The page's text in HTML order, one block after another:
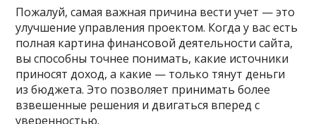
Пожалуй, самая важная причина вести учет — это
улучшение управления проектом. Когда у вас есть
полная картина финансовой деятельности сайта,
вы способны точнее понимать, какие источники
приносят доход, а какие — только тянут деньги
из бюджета. Это позволяет принимать более
взвешенные решения и двигаться вперед с
уверенностью.